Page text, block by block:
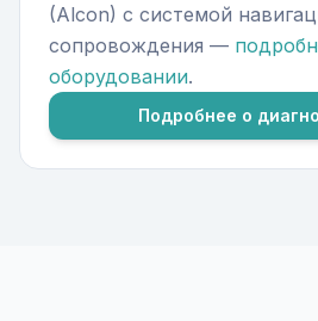
(Alcon) с системой
сопровождения —
оборудовании.
Подробнее о